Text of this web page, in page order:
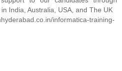
India, Australia, USA, and The UK
informatica-training-